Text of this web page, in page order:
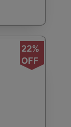
22%
OFF